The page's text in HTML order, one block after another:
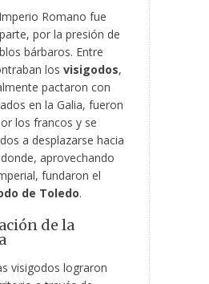
Romano fue
por la presión de
bárbaros. Entre
los visigodos,
pactaron con
en la Galia, fueron
los francos y se
a desplazarse hacia
aprovechando
fundaron el
de Toledo.
de la
visigodos lograron